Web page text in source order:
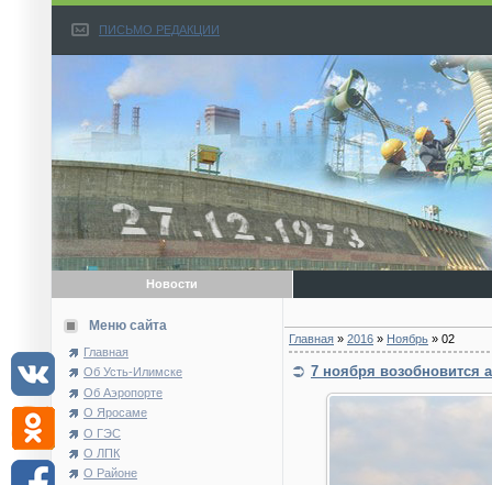
ПИСЬМО РЕДАКЦИИ
Новости
Меню сайта
Главная
Об Усть-Илимске
Об Аэропорте
О Яросаме
О ГЭС
О ЛПК
О Районе
Главная » 2016 » Ноябрь » 02
7 ноября возобновится